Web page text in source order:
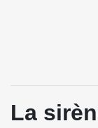
La